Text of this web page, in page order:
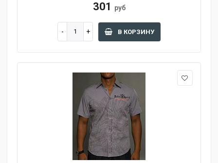
301 руб
В КОРЗИНУ